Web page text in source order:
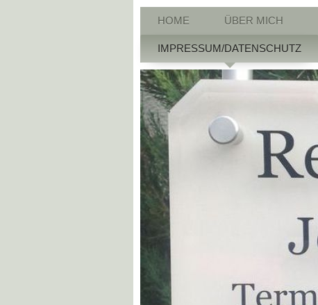
HOME ÜBER MICH
IMPRESSUM/DATENSCHUTZ